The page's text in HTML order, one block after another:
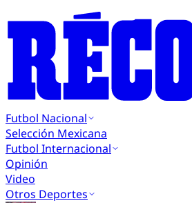
Futbol Nacional
Selección Mexicana
Futbol Internacional
Opinión
Video
Otros Deportes